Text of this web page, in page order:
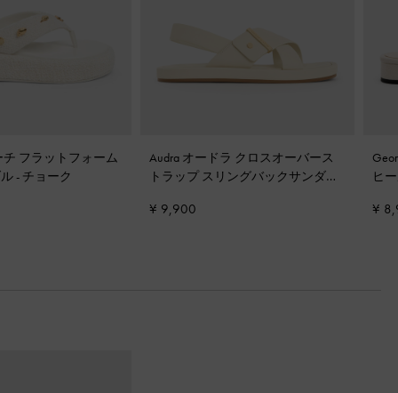
フラットフォーム
- チョーク
Audra オードラ クロスオーバース
トラップ スリングバックサンダル
¥ 9,900
ヒ
¥